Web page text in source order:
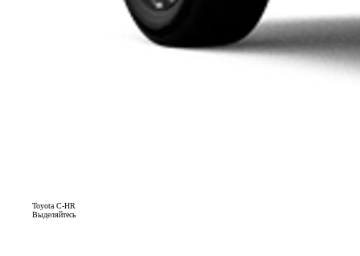
Toyota C-HR
Выделяйтесь